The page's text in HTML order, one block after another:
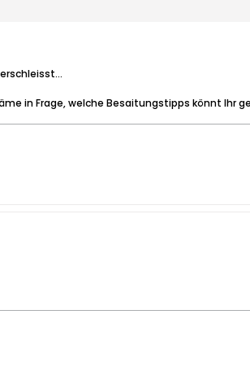
in Frage, welche Besaitungstipps könnt Ihr